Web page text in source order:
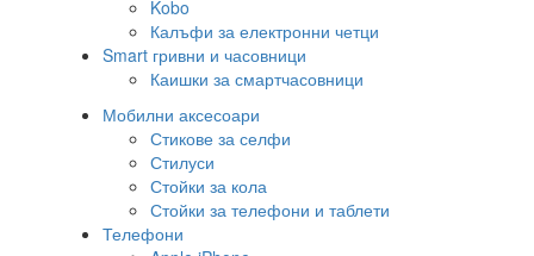
Kobo
Калъфи за електронни четци
Smart гривни и часовници
Каишки за смартчасовници
Мобилни аксесоари
Стикове за селфи
Стилуси
Стойки за кола
Стойки за телефони и таблети
Телефони